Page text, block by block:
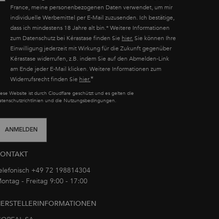
France, meine personenbezogenen Daten verwendet, um mir
individuelle Werbemittel per E-Mail zuzusenden. Ich bestätige,
dass ich mindestens 18 Jahre alt bin.* Weitere Informationen
zum Datenschutz bei Kérastase finden Sie hier. Sie können Ihre
Einwilligung jederzeit mit Wirkung für die Zukunft gegenüber
Kérastase widerrufen, z.B. indem Sie auf den Abmelden-Link
am Ende jeder E-Mail klicken. Weitere Informationen zum
Widerrufsrecht finden Sie hier.*
Website ist durch Cloudflare geschützt und es gelten die
und die Nutzungsbedingungen.
ANMELDEN
+49 72 198814304
- Freitag 9:00 - 17:00